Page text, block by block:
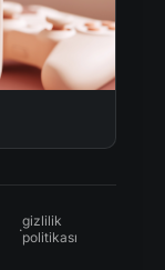
·gizlilik
politikası